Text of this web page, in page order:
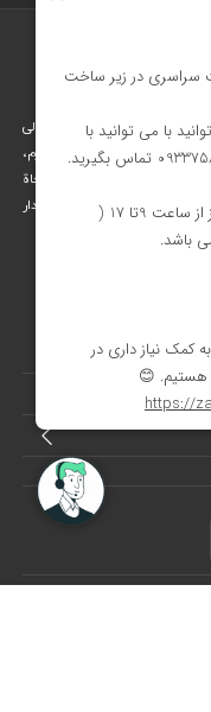
والرؤية الثقافية، إلى
الوطنية والدينية، مثل محرم،
نُهديكم هدايا فريدة وزينة مستوحاة
والحياة المعاصرة. متجر ديدار
كلاهدوز، تقاطع